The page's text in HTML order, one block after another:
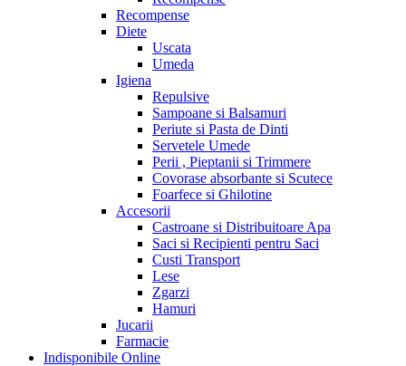
Recompense
Diete
Uscata
Umeda
Igiena
Repulsive
Sampoane si Balsamuri
Periute si Pasta de Dinti
Servetele Umede
Perii , Pieptanii si Trimmere
Covorase absorbante si Scutece
Foarfece si Ghilotine
Accesorii
Castroane si Distribuitoare Apa
Saci si Recipienti pentru Saci
Custi Transport
Lese
Zgarzi
Hamuri
Jucarii
Farmacie
Indisponibile Online